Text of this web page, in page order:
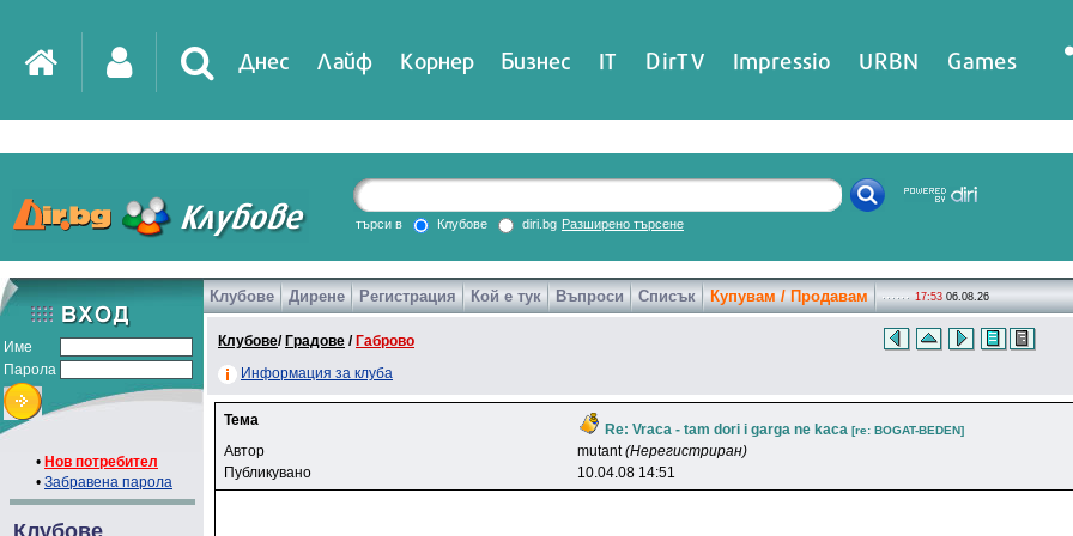
Днес Лайф Корнер Бизнес IT DirTV Impressio URBN Games
търси в Клубове diri.bg Разширено търсене
Име
Парола
• Нов потребител
• Забравена парола
Клубове
Клубове Дирене Регистрация Кой е тук Въпроси Списък Купувам / Продавам 17:53 06.08.26
Клубове/ Градове / Габрово
Информация за клуба
Тема
Re: Vraca - tam dori i garga ne kaca [re: BOGAT-BEDEN]
Автор mutant(Нерегистриран)
Публикувано
10.04.08 14:51